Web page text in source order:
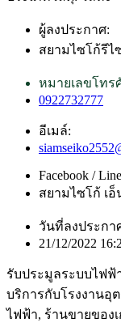
ผู้ลงประกาศ:
สยามไซโก้รีไ
หมายเลขโทร
0922732777
อีเมล์:
Facebook /
สยามไซโก้ เอ็
วันที่ลงประกา
21/12/2022
รับประมูลระบบไฟฟ้
บริการกับโรงงานอุ
ไฟฟ้า, ร้านขายของ